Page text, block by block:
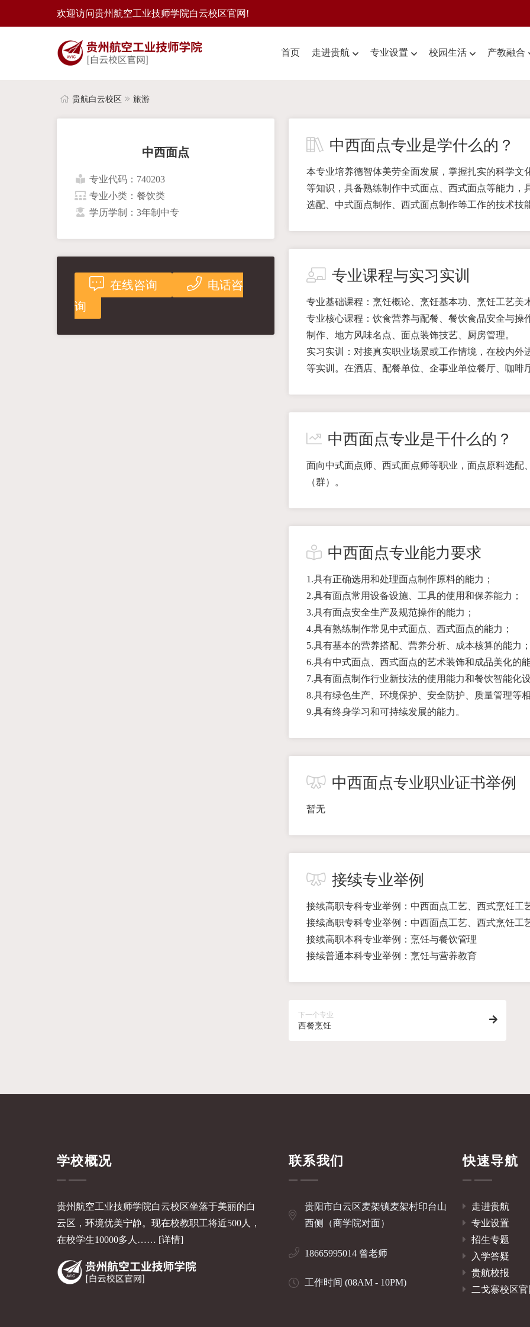
欢迎访问贵州航空工业技师学院白云校区官网!
首页 走进贵航 专业设置 校园生活 产教融合
贵航白云校区 旅游
中西面点
专业代码：740203
专业小类：餐饮类
学历学制：3年制中专
在线咨询
电话咨
询
中西面点专业是学什么的？
本专业培养德智体美劳全面发展，掌握扎实的科学
等知识，具备熟练制作中式面点、西式面点等能力
选配、中式面点制作、西式面点制作等工作的技术技
专业课程与实习实训
专业基础课程：烹饪概论、烹饪基本功、烹饪工艺美
专业核心课程：饮食营养与配餐、餐饮食品安全与
制作、地方风味名点、面点装饰技艺、厨房管理。
实习实训：对接真实职业场景或工作情境，在校内
等实训。在酒店、配餐单位、企事业单位餐厅、咖啡
中西面点专业是干什么的？
面向中式面点师、西式面点师等职业，面点原料选配
（群）。
中西面点专业能力要求
1.具有正确选用和处理面点制作原料的能力；
2.具有面点常用设备设施、工具的使用和保养能力；
3.具有面点安全生产及规范操作的能力；
4.具有熟练制作常见中式面点、西式面点的能力；
5.具有基本的营养搭配、营养分析、成本核算的能力
6.具有中式面点、西式面点的艺术装饰和成品美化的
7.具有面点制作行业新技法的使用能力和餐饮智能化
8.具有绿色生产、环境保护、安全防护、质量管理等
9.具有终身学习和可持续发展的能力。
中西面点专业职业证书举例
暂无
接续专业举例
接续高职专科专业举例：中西面点工艺、西式烹饪工
接续高职专科专业举例：中西面点工艺、西式烹饪工
接续高职本科专业举例：烹饪与餐饮管理
接续普通本科专业举例：烹饪与营养教育
下一个专业
西餐烹饪
学校概况
贵州航空工业技师学院白云校区坐落于美丽的白
云区，环境优美宁静。现在校教职工将近500人，
在校学生10000多人…… [详情]
联系我们
贵阳市白云区麦架镇麦架村印台山
西侧（商学院对面）
18665995014 曾老师
工作时间 (08AM - 10PM)
快速导航
走进贵航
专业设置
招生专题
入学答疑
贵航校报
二戈寨校区